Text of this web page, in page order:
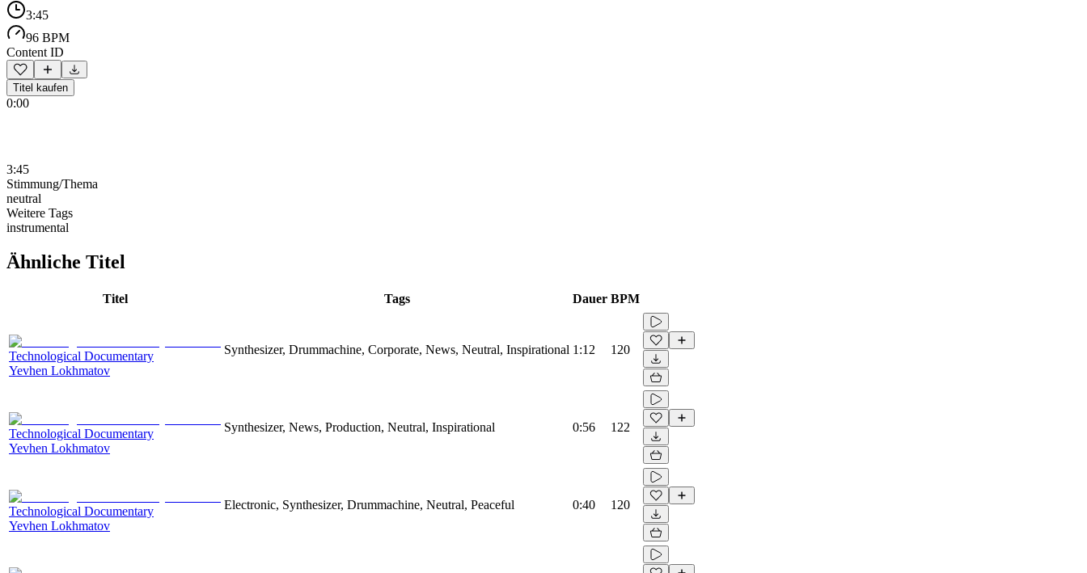
3:45
96 BPM
Content ID
Titel kaufen
0:00
3:45
Stimmung/Thema
neutral
Weitere Tags
instrumental
Ähnliche Titel
Titel Tags Dauer BPM
Technological Documentary
Yevhen Lokhmatov
Synthesizer, Drummachine, Corporate, News, Neutral, Inspirational 1:12 120
Technological Documentary
Yevhen Lokhmatov
Synthesizer, News, Production, Neutral, Inspirational 0:56 122
Technological Documentary
Yevhen Lokhmatov
Electronic, Synthesizer, Drummachine, Neutral, Peaceful 0:40 120